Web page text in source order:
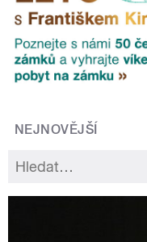
NEJNOVĚJŠÍ